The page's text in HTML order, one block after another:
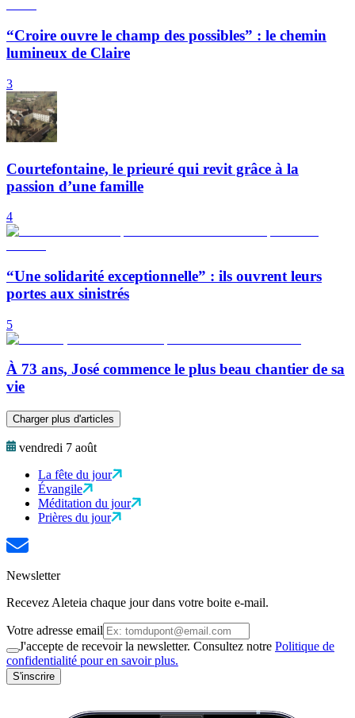
“Croire ouvre le champ des possibles” : le chemin
lumineux de Claire
3
Courtefontaine, le prieuré qui revit grâce à la
passion d’une famille
4
“Une solidarité exceptionnelle” : ils ouvrent leurs
portes aux sinistrés
5
À 73 ans, José commence le plus beau chantier de sa
vie
Charger plus d'articles
vendredi 7 août
La fête du jour
Évangile
Méditation du jour
Prières du jour
Newsletter
Recevez Aleteia chaque jour dans votre boite e-mail.
Votre adresse email
J'accepte de recevoir la newsletter. Consultez notre Politique de
confidentialité pour en savoir plus.
S'inscrire